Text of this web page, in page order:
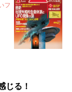
フ
じる！